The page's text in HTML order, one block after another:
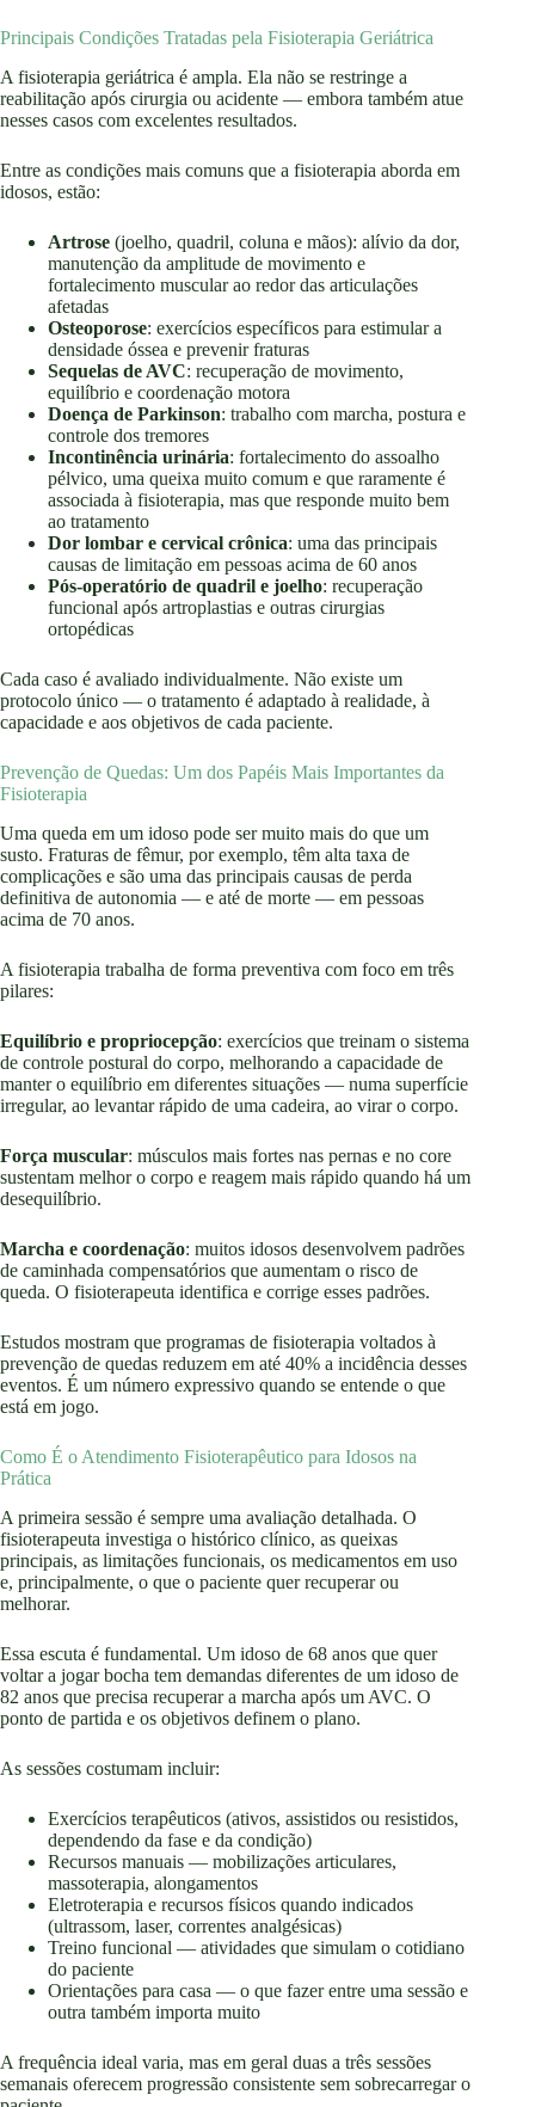
Principais Condições Tratadas pela Fisioterapia Geriátrica
A fisioterapia geriátrica é ampla. Ela não se restringe a
reabilitação após cirurgia ou acidente — embora também atue
nesses casos com excelentes resultados.
Entre as condições mais comuns que a fisioterapia aborda em
idosos, estão:
Artrose (joelho, quadril, coluna e mãos): alívio da dor,
manutenção da amplitude de movimento e
fortalecimento muscular ao redor das articulações
afetadas
Osteoporose: exercícios específicos para estimular a
densidade óssea e prevenir fraturas
Sequelas de AVC: recuperação de movimento,
equilíbrio e coordenação motora
Doença de Parkinson: trabalho com marcha, postura e
controle dos tremores
Incontinência urinária: fortalecimento do assoalho
pélvico, uma queixa muito comum e que raramente é
associada à fisioterapia, mas que responde muito bem
ao tratamento
Dor lombar e cervical crônica: uma das principais
causas de limitação em pessoas acima de 60 anos
Pós-operatório de quadril e joelho: recuperação
funcional após artroplastias e outras cirurgias
ortopédicas
Cada caso é avaliado individualmente. Não existe um
protocolo único — o tratamento é adaptado à realidade, à
capacidade e aos objetivos de cada paciente.
Prevenção de Quedas: Um dos Papéis Mais Importantes da
Fisioterapia
Uma queda em um idoso pode ser muito mais do que um
susto. Fraturas de fêmur, por exemplo, têm alta taxa de
complicações e são uma das principais causas de perda
definitiva de autonomia — e até de morte — em pessoas
acima de 70 anos.
A fisioterapia trabalha de forma preventiva com foco em três
pilares:
Equilíbrio e propriocepção: exercícios que treinam o sistema
de controle postural do corpo, melhorando a capacidade de
manter o equilíbrio em diferentes situações — numa superfície
irregular, ao levantar rápido de uma cadeira, ao virar o corpo.
Força muscular: músculos mais fortes nas pernas e no core
sustentam melhor o corpo e reagem mais rápido quando há um
desequilíbrio.
Marcha e coordenação: muitos idosos desenvolvem padrões
de caminhada compensatórios que aumentam o risco de
queda. O fisioterapeuta identifica e corrige esses padrões.
Estudos mostram que programas de fisioterapia voltados à
prevenção de quedas reduzem em até 40% a incidência desses
eventos. É um número expressivo quando se entende o que
está em jogo.
Como É o Atendimento Fisioterapêutico para Idosos na
Prática
A primeira sessão é sempre uma avaliação detalhada. O
fisioterapeuta investiga o histórico clínico, as queixas
principais, as limitações funcionais, os medicamentos em uso
e, principalmente, o que o paciente quer recuperar ou
melhorar.
Essa escuta é fundamental. Um idoso de 68 anos que quer
voltar a jogar bocha tem demandas diferentes de um idoso de
82 anos que precisa recuperar a marcha após um AVC. O
ponto de partida e os objetivos definem o plano.
As sessões costumam incluir:
Exercícios terapêuticos (ativos, assistidos ou resistidos,
dependendo da fase e da condição)
Recursos manuais — mobilizações articulares,
massoterapia, alongamentos
Eletroterapia e recursos físicos quando indicados
(ultrassom, laser, correntes analgésicas)
Treino funcional — atividades que simulam o cotidiano
do paciente
Orientações para casa — o que fazer entre uma sessão e
outra também importa muito
A frequência ideal varia, mas em geral duas a três sessões
semanais oferecem progressão consistente sem sobrecarregar o